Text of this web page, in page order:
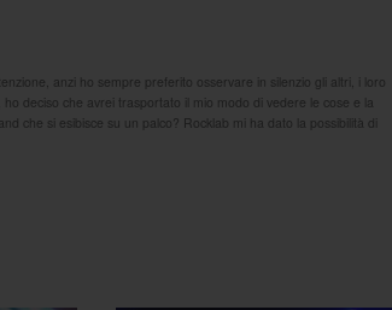
anzi ho sempre preferito osservare in silenzio gli altri, i loro
deciso che avrei trasportato il mio modo di vedere le cose e la
che si esibisce su un palco? Rocklab mi ha dato la possibilità di